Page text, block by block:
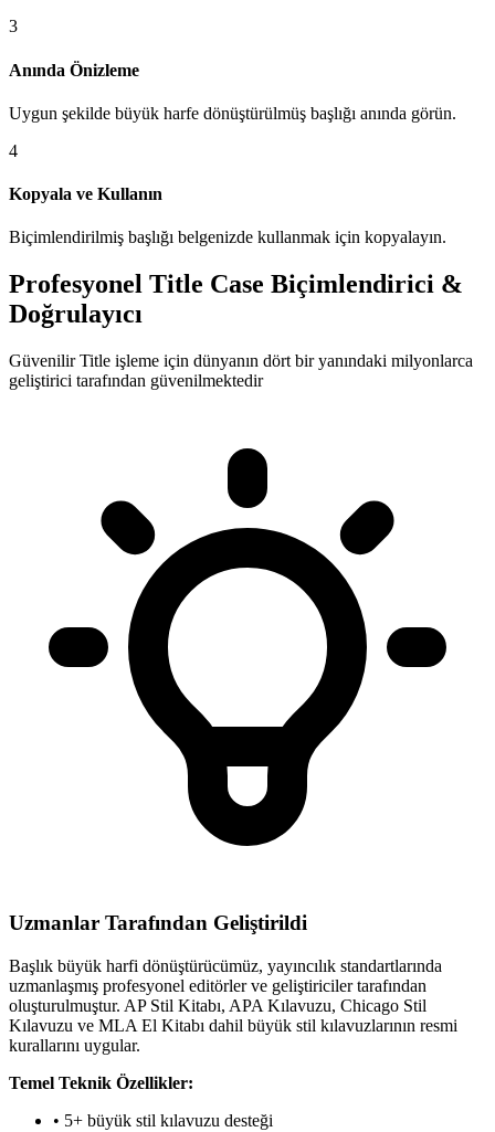
3
Anında Önizleme
Uygun şekilde büyük harfe dönüştürülmüş başlığı anında görün.
4
Kopyala ve Kullanın
Biçimlendirilmiş başlığı belgenizde kullanmak için kopyalayın.
Profesyonel Title Case Biçimlendirici &
Doğrulayıcı
Güvenilir Title işleme için dünyanın dört bir yanındaki milyonlarca
geliştirici tarafından güvenilmektedir
Uzmanlar Tarafından Geliştirildi
Başlık büyük harfi dönüştürücümüz, yayıncılık standartlarında
uzmanlaşmış profesyonel editörler ve geliştiriciler tarafından
oluşturulmuştur. AP Stil Kitabı, APA Kılavuzu, Chicago Stil
Kılavuzu ve MLA El Kitabı dahil büyük stil kılavuzlarının resmi
kurallarını uygular.
Temel Teknik Özellikler:
• 5+ büyük stil kılavuzu desteği